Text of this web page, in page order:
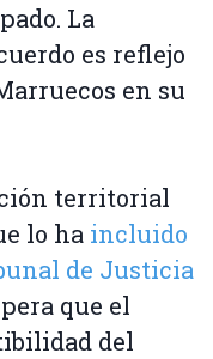
La
es reflejo
en su
territorial
lo ha incluido
de Justicia
que el
del